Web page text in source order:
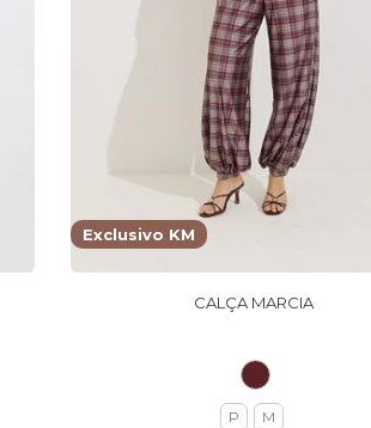
Exclusivo KM
CALÇA MARCIA
P M